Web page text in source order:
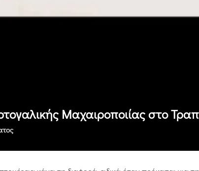
Μαχαιροποιίας στο